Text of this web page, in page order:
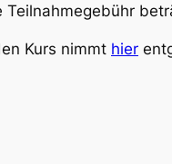
Teilnahmegebühr
Kurs nimmt hier